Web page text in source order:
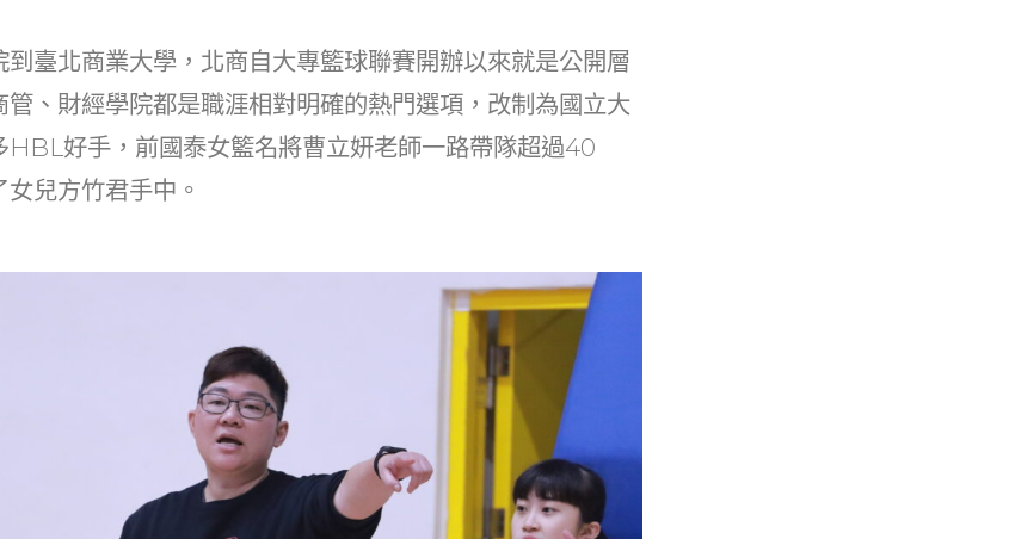
臺北商業大學，北商自大專籃球聯賽開辦以來就是公開層
、財經學院都是職涯相對明確的熱門選項，改制為國立大
HBL 好手，前國泰女籃名將曹立妍老師一路帶隊超過40
兒方竹君手中。